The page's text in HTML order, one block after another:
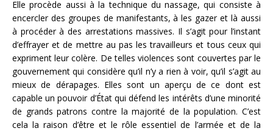
Elle procède aussi à la technique du nassage, qui consiste à
encercler des groupes de manifestants, à les gazer et là aussi
à procéder à des arrestations massives. Il s’agit pour l’instant
d’effrayer et de mettre au pas les travailleurs et tous ceux qui
expriment leur colère. De telles violences sont couvertes par le
gouvernement qui considère qu’il n’y a rien à voir, qu’il s’agit au
mieux de dérapages. Elles sont un aperçu de ce dont est
capable un pouvoir d’État qui défend les intérêts d’une minorité
de grands patrons contre la majorité de la population. C’est
cela la raison d’être et le rôle essentiel de l’armée et de la